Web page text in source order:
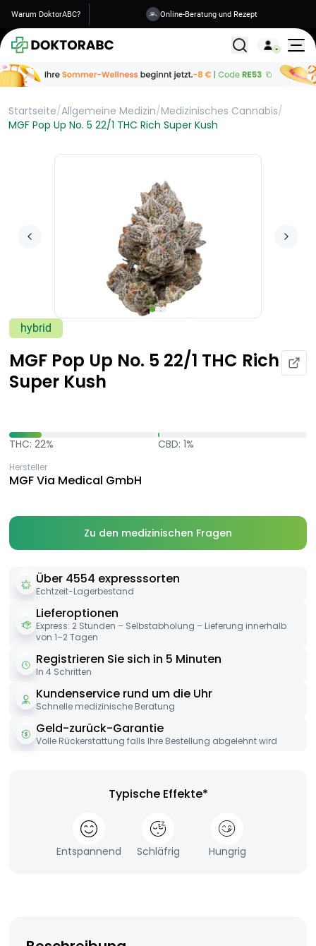
Warum DoktorABC? Versand in 1-2 Tagen
Alle
Startseite/Allgemeine Medizin/Medizinisches Cannabis/
MGF Pop Up No. 5 22/1 THC Rich Super Kush
hybrid
MGF Pop Up No. 5 22/1 THC Rich
Super Kush
THC: 22% CBD: 1%
Hersteller
MGF Via Medical GmbH
Zu den medizinischen Fragen
Über 4554 expresssorten
Echtzeit-Lagerbestand
Lieferoptionen
Express: 2 Stunden – Selbstabholung – Lieferung innerhalb
von 1–2 Tagen
Registrieren Sie sich in 5 Minuten
In 4 Schritten
Kundenservice rund um die Uhr
Schnelle medizinische Beratung
Geld-zurück-Garantie
Volle Rückerstattung falls Ihre Bestellung abgelehnt wird
Typische Effekte*
Entspannend Schläfrig Hungrig